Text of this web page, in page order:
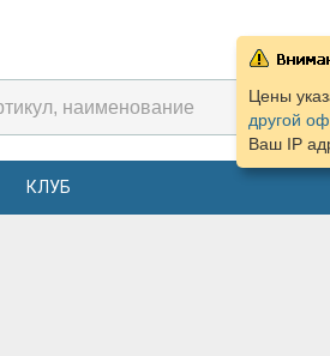
КЛУБ
Цены
другой
Ваш IP